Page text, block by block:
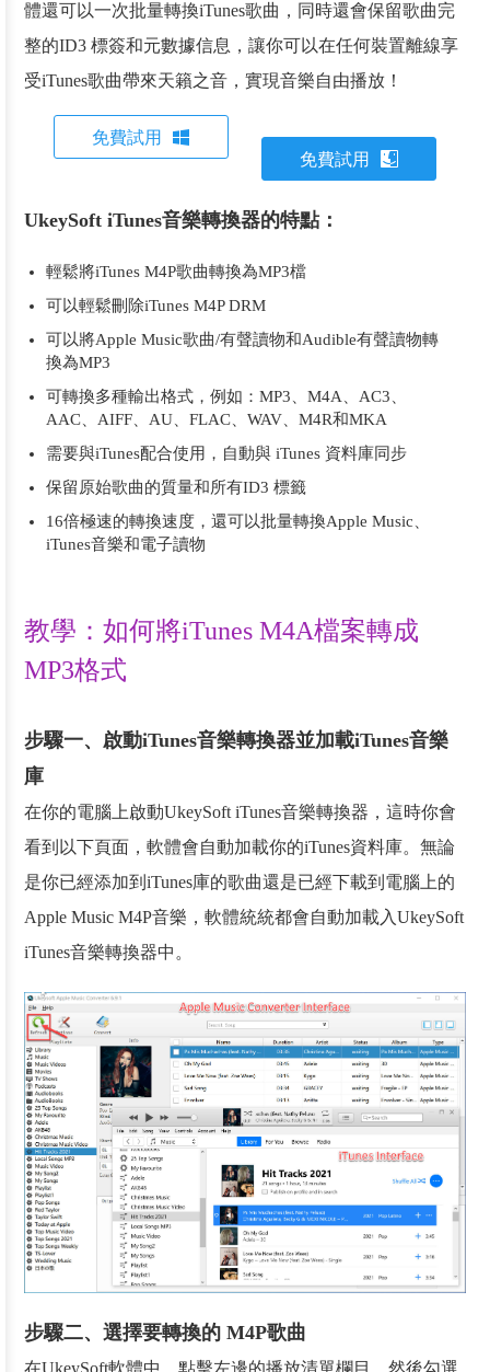
體還可以一次批量轉換iTunes歌曲，同時還會保留歌曲完
整的ID3 標簽和元數據信息，讓你可以在任何裝置離線享
受iTunes歌曲帶來天籟之音，實現音樂自由播放！
免費試用
免費試用
UkeySoft iTunes音樂轉換器的特點：
輕鬆將iTunes M4P歌曲轉換為MP3檔
可以輕鬆刪除iTunes M4P DRM
可以將Apple Music歌曲/有聲讀物和Audible有聲讀物轉
換為MP3
可轉換多種輸出格式，例如：MP3、M4A、AC3、
AAC、AIFF、AU、FLAC、WAV、M4R和MKA
需要與iTunes配合使用，自動與 iTunes 資料庫同步
保留原始歌曲的質量和所有ID3 標籤
16倍極速的轉換速度，還可以批量轉換Apple Music、
iTunes音樂和電子讀物
教學：如何將iTunes M4A檔案轉成
MP3格式
步驟一、啟動iTunes音樂轉換器並加載iTunes音樂
庫
在你的電腦上啟動UkeySoft iTunes音樂轉換器，這時你會
看到以下頁面，軟體會自動加載你的iTunes資料庫。無論
是你已經添加到iTunes庫的歌曲還是已經下載到電腦上的
Apple Music M4P音樂，軟體統統都會自動加載入UkeySoft
iTunes音樂轉換器中。
步驟二、選擇要轉換的 M4P歌曲
在UkeySoft軟體中，點擊左邊的播放清單欄目，然後勾選